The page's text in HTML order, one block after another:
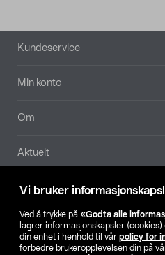
Vi bruker
Ved å trykke på «Godta alle
lagrer informasjonskapsler
din enhet i henhold til vår policy for
forbedre brukeropplevelsen din på
Bunntekst
Kundeservice
Min konto
Om
Aktuelt
Våre selskaper
Finn